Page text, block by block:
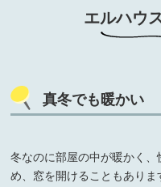
エルハウ
真冬でも暖かい
冬なのに部屋の中が暖かく
め、窓を開けることもあり